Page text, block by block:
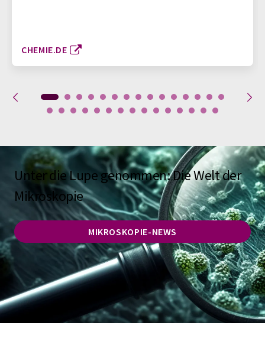
CHEMIE.DE
Unter die Lupe genommen: Die Welt der
Mikroskopie
MIKROSKOPIE-NEWS